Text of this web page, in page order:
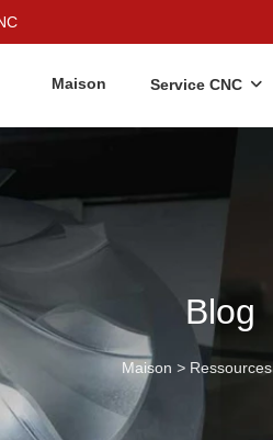
Maison Service CNC
Blog
Maison > Ressources